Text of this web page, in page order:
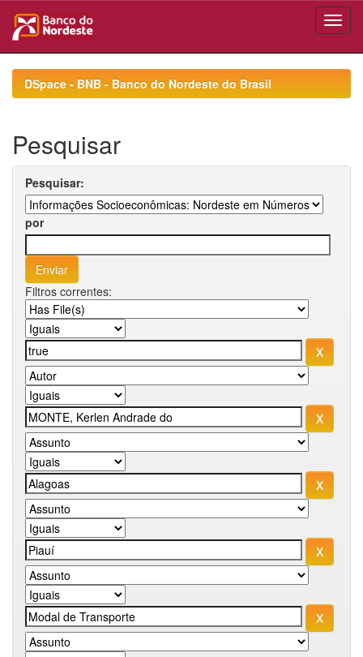
navigationDSpace - BNB - Banco do Nordeste do Brasil
Pesquisar
Pesquisar:
por
Filtros correntes: